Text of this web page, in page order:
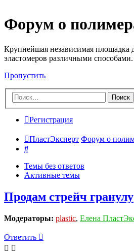
Форум о
Крупнейшая независимая площадка
эластомеров различными
Пропустить
Поиск
Регистрация
ПластЭксперт Форум о
Поиск
Темы без ответов
Активные темы
Продам стрейч гранулу
Модераторы: plastic, Елена
Ответить